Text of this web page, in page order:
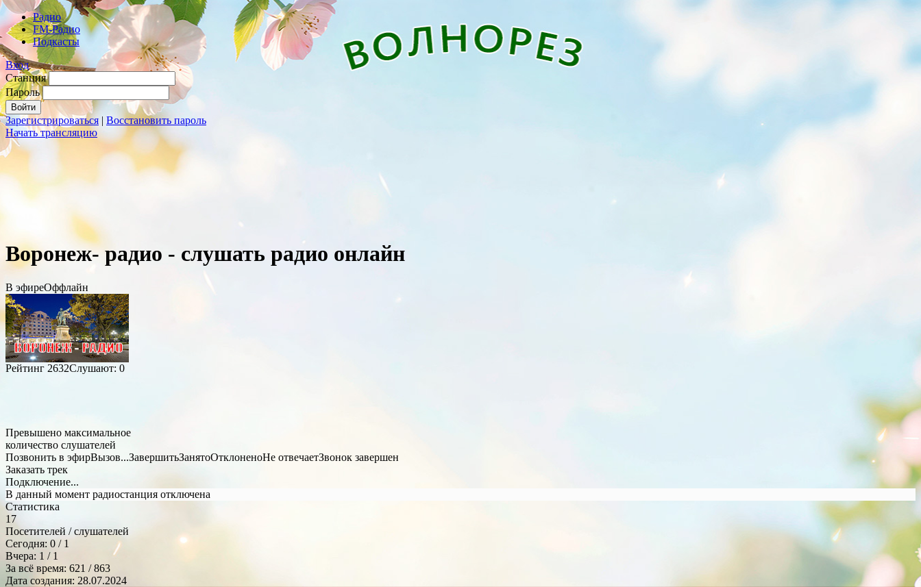
Радио
FM-Радио
Подкасты
Вход
Станция
Пароль
Зарегистрироваться | Восстановить пароль
Начать трансляцию
Воронеж- радио - слушать радио онлайн
В эфиреОффлайн
Рейтинг 2632Слушают: 0
Превышено максимальное
количество слушателей
Позвонить в эфирВызов...ЗавершитьЗанятоОтклоненоНе отвечаетЗвонок завершен
Заказать трек
Подключение...
В данный момент радиостанция отключена
Статистика
17
Посетителей / слушателей
Сегодня: 0 / 1
Вчера: 1 / 1
За всё время: 621 / 863
Дата создания: 28.07.2024